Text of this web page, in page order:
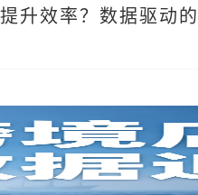
升效率？数据驱动